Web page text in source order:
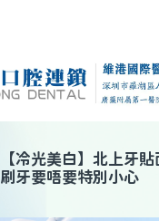
【冷光美白】 北上牙貼
刷牙要唔要特別小心